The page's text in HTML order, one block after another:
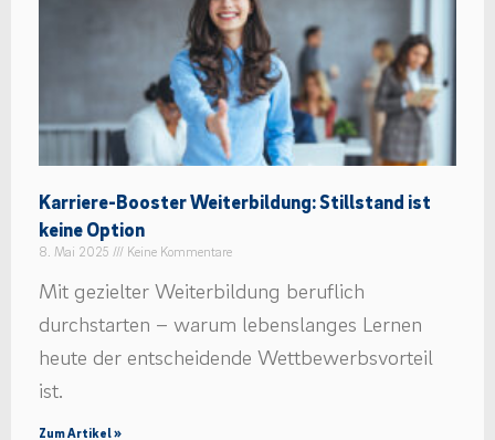
Karriere-Booster Weiterbildung: Stillstand ist
keine Option
8. Mai 2025 Keine Kommentare
Mit gezielter Weiterbildung beruflich
durchstarten – warum lebenslanges Lernen
heute der entscheidende Wettbewerbsvorteil
ist.
Zum Artikel »